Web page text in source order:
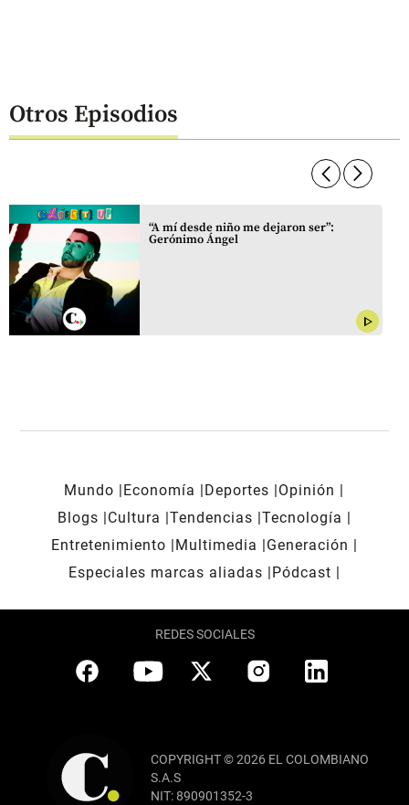
Otros Episodios
arrow_forward_ios
“A mí desde niño me dejaron ser”:
Gerónimo Ángel
play_arrow
arrow_forward_ios
Mundo Economía Deportes
Opinión
Blogs
Cultura Tendencias Tecnología
Entretenimiento
Multimedia
Generación
Especiales marcas aliadas
Pódcast
REDES SOCIALES
COPYRIGHT © 2026 EL COLOMBIANO
S.A.S
NIT: 890901352-3